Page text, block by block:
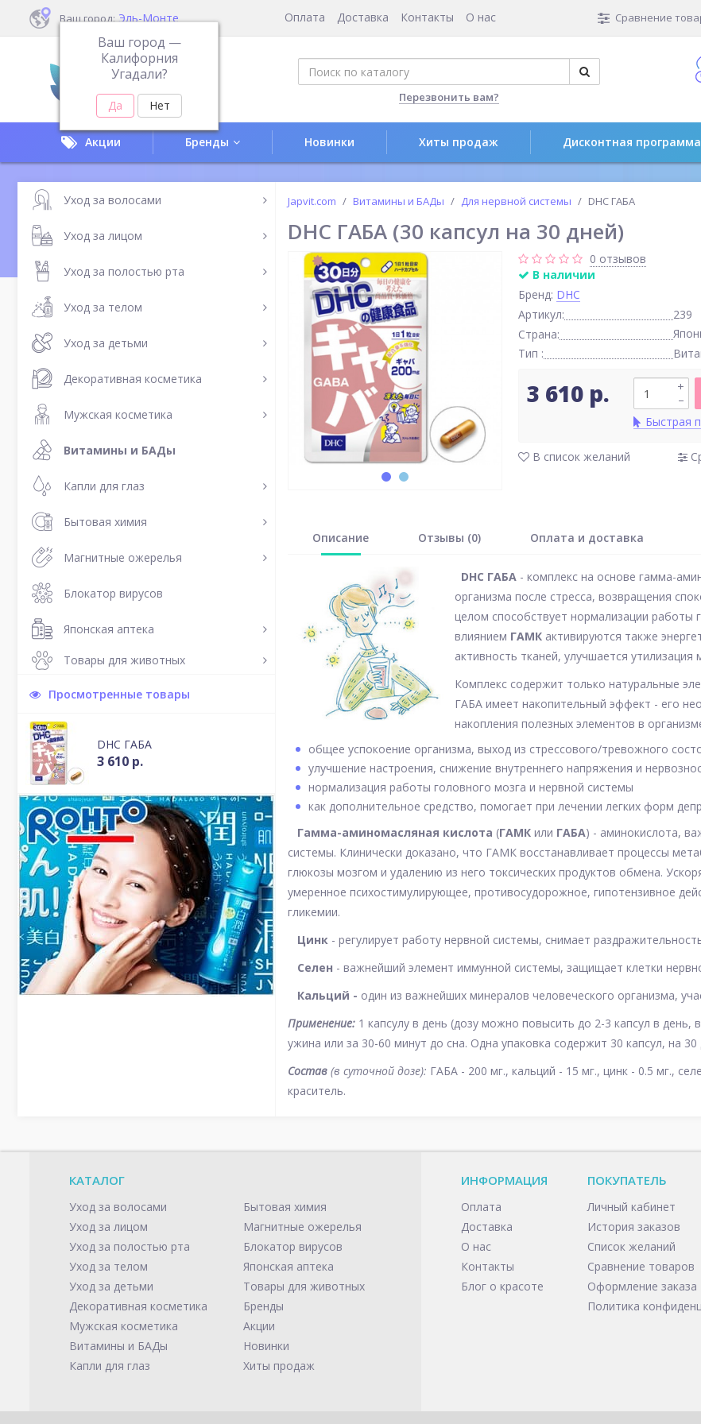
Ваш город: Эль-Монте
Ваш город —
Калифорния
Угадали?
Оплата Доставка Контакты О нас Сравнение
Перезвонить вам?
Акции Бренды Новинки Хиты продаж Дисконтная программа
Уход за волосами
Уход за лицом
Уход за полостью рта
Уход за телом
Уход за детьми
Декоративная косметика
Мужская косметика
Витамины и БАДы
Капли для глаз
Бытовая химия
Магнитные ожерелья
Блокатор вирусов
Японская аптека
Товары для животных
Просмотренные товары
DHC ГАБА
3 610 р.
Japvit.com Витамины и БАДы Для нервной системы DHC ГАБА
DHC ГАБА (30 капсул на 30 дней)
0 отзывов
В наличии
Бренд: DHC
Артикул:
239
Страна:
Тип :
3 610 р. –
+
Быстрая
В список желаний
Описание Отзывы (0) Оплата и доставка
DHC ГАБА - комплекс на основе гамма-
организма после стресса, возвращения
целом способствует нормализации работы
влиянием ГАМК активируются также
активность тканей, улучшается
Комплекс содержит только натуральные
ГАБА имеет накопительный эффект - его
накопления полезных элементов в
общее успокоение организма, выход из стрессового/тревожного
улучшение настроения, снижение внутреннего напряжения и
нормализация работы головного мозга и нервной системы
как дополнительное средство, помогает при лечении легких форм
Гамма-аминомасляная кислота (ГАМК или ГАБА) - аминокислота,
системы. Клинически доказано, что ГАМК восстанавливает процессы
глюкозы мозгом и удалению из него токсических продуктов обмена.
умеренное психостимулирующее, противосудорожное, гипотензивное
гликемии.
Цинк - регулирует работу нервной системы, снимает
Селен - важнейший элемент иммунной системы, защищает клетки
Кальций - один из важнейших минералов человеческого организма,
Применение: 1 капсулу в день (дозу можно повысить до 2-3 капсул в
ужина или за 30-60 минут до сна. Одна упаковка содержит 30 капсул, на
Состав (в суточной дозе): ГАБА - 200 мг., кальций - 15 мг., цинк - 0.5 мг.,
краситель.
КАТАЛОГ
Уход за волосами
Уход за лицом
Уход за полостью рта
Уход за телом
Уход за детьми
Декоративная косметика
Мужская косметика
Витамины и БАДы
Капли для глаз
Бытовая химия
Магнитные ожерелья
Блокатор вирусов
Японская аптека
Товары для животных
Бренды
Акции
Новинки
Хиты продаж
ИНФОРМАЦИЯ
Оплата
Доставка
О нас
Контакты
Блог о красоте
ПОКУПАТЕЛЬ
Личный кабинет
История заказов
Список желаний
Сравнение товаров
Оформление заказа
Политика